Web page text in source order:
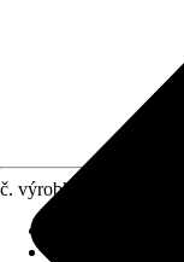
č. výrobku